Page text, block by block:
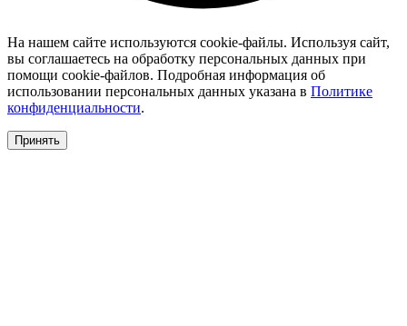
На нашем сайте используются cookie-файлы. Используя сайт,
вы соглашаетесь на обработку персональных данных при
помощи cookie-файлов. Подробная информация об
использовании персональных данных указана в Политике
конфиденциальности.
Принять